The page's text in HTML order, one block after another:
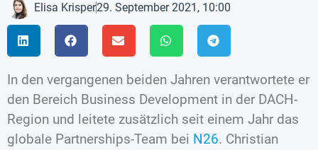
Elisa Krisper29. September 2021, 10:00
In den vergangenen beiden Jahren verantwortete er
den Bereich Business Development in der DACH-
Region und leitete zusätzlich seit einem Jahr das
globale Partnerships-Team bei N26. Christian